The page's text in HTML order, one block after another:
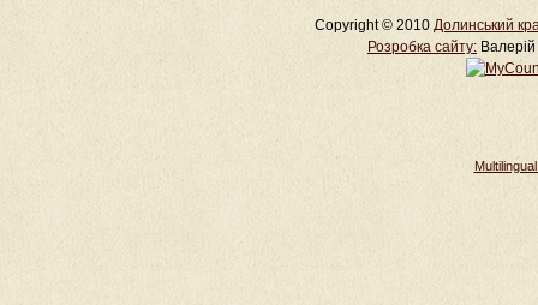
Copyright © 2010 Долинський
Розробка cайту: